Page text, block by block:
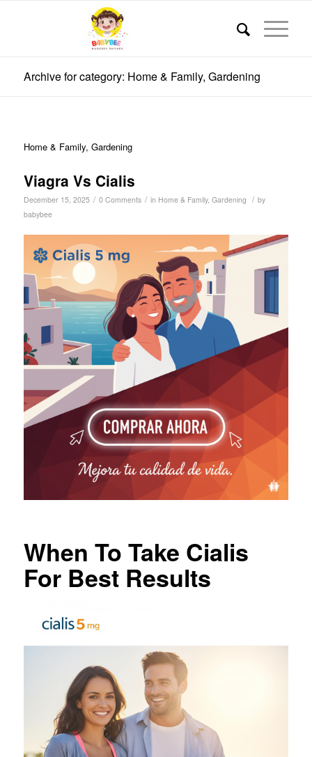
Archive for category: Home & Family, Gardening
Home & Family, Gardening
Viagra Vs Cialis
December 15, 2025 / 0 Comments / in Home & Family, Gardening / by
babybee
When To Take Cialis
For Best Results